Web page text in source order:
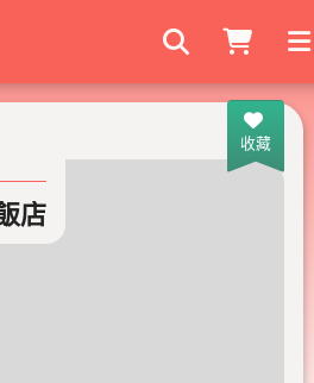
搜尋商家
收藏
店